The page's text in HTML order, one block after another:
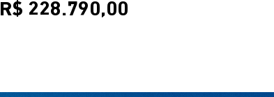
R$ 228.790,00